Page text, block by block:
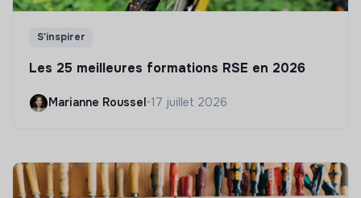
S'inspirer
Les 25 meilleures formations RSE en 2026
Marianne Roussel•17 juillet 2026